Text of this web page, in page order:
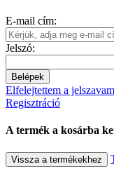
E-mail cím:
Jelszó:
Belépek
Elfelejtettem a
Regisztráció
A termék a kosárba
Vissza a termékekhez